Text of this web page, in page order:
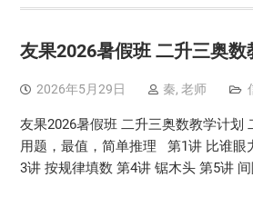
友果2026暑假班 二升三奥数
2026年5月29日 秦, 老师
友果2026暑假班 二升三奥数教学计划
用题，最值，简单推理 第1讲 比谁眼
3讲 按规律填数 第4讲 锯木头 第5讲